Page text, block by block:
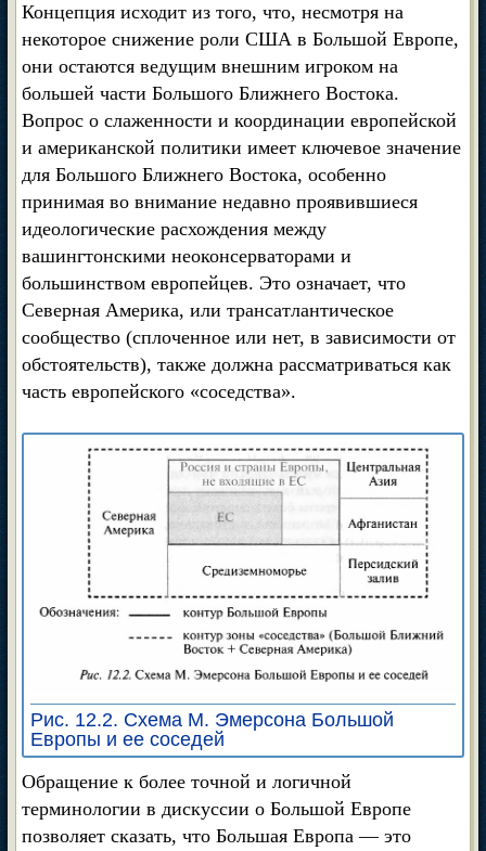
Концепция исходит из того, что, несмотря на
некоторое снижение роли США в Большой Европе,
они остаются ведущим внешним игроком на
большей части Большого Ближнего Востока.
Вопрос о слаженности и координации европейской
и американской политики имеет ключевое значение
для Большого Ближнего Востока, особенно
принимая во внимание недавно проявившиеся
идеологические расхождения между
вашингтонскими неоконсерваторами и
большинством европейцев. Это означает, что
Северная Америка, или трансатлантическое
сообщество (сплоченное или нет, в зависимости от
обстоятельств), также должна рассматриваться как
часть европейского «соседства».
Рис. 12.2. Схема М. Эмерсона Большой
Европы и ее соседей
Обращение к более точной и логичной
терминологии в дискуссии о Большой Европе
позволяет сказать, что Большая Европа — это